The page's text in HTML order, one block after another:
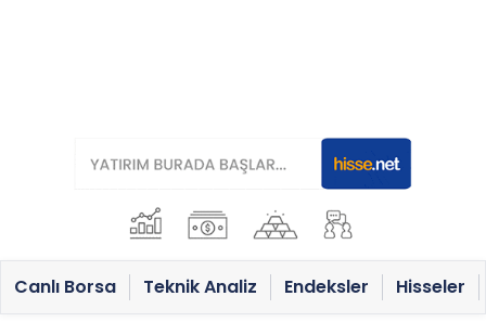
Canlı Borsa Teknik Analiz Endeksler Hisseler